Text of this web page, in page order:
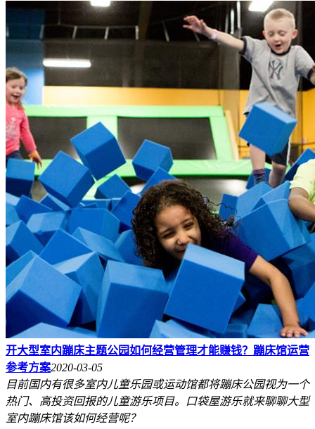
开大型室内蹦床主题公园如何经营管理才能赚钱？蹦床馆运营
参考方案2020-03-05
目前国内有很多室内儿童乐园或运动馆都将蹦床公园视为一个
热门、高投资回报的儿童游乐项目。口袋屋游乐就来聊聊大型
室内蹦床馆该如何经营呢？